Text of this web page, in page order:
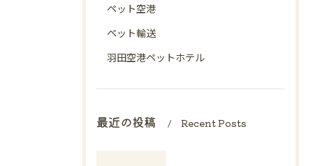
ペット空港
ペット輸送
羽田空港ペットホテル
最近の投稿 Recent Posts